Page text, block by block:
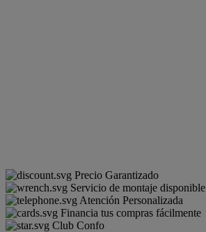
Precio Garantizado
Servicio de montaje disponible
Atención Personalizada
Financia tus compras fácilmente
Club Confo